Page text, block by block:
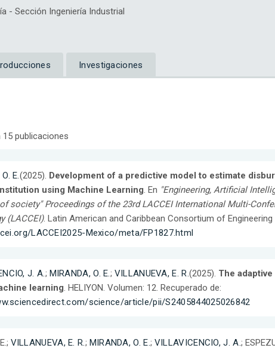
- Sección Ingeniería Industrial
Investigaciones
publicaciones
E.(2025). Development of a predictive model to estimate
using Machine Learning. En "Engineering, Artificial
society" Proceedings of the 23rd LACCEI International Multi-
(LACCEI). Latin American and Caribbean Consortium of
LACCEI2025-Mexico/meta/FP1827.html
J. A.; MIRANDA, O. E.; VILLANUEVA, E. R.(2025). The
learning. HELIYON. Volumen: 12. Recuperado de:
science/article/pii/S2405844025026842
VILLANUEVA, E. R.; MIRANDA, O. E.; VILLAVICENCIO, J. A.;